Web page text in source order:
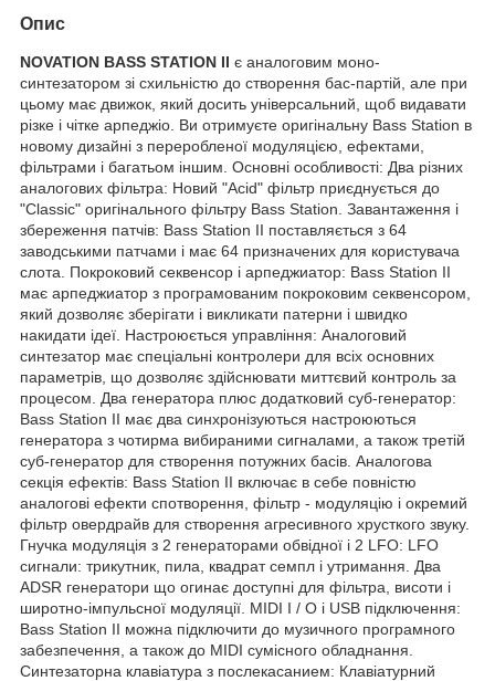
Опис
NOVATION BASS STATION II є аналоговим моно-
синтезатором зі схильністю до створення бас-партій, але при
цьому має движок, який досить універсальний, щоб видавати
різке і чітке арпеджіо. Ви отримуєте оригінальну Bass Station в
новому дизайні з переробленої модуляцією, ефектами,
фільтрами і багатьом іншим. Основні особливості: Два різних
аналогових фільтра: Новий "Acid" фільтр приєднується до
"Classic" оригінального фільтру Bass Station. Завантаження і
збереження патчів: Bass Station II поставляється з 64
заводськими патчами і має 64 призначених для користувача
слота. Покроковий секвенсор і арпеджиатор: Bass Station II
має арпеджиатор з програмованим покроковим секвенсором,
який дозволяє зберігати і викликати патерни і швидко
накидати ідеї. Настроюється управління: Аналоговий
синтезатор має спеціальні контролери для всіх основних
параметрів, що дозволяє здійснювати миттєвий контроль за
процесом. Два генератора плюс додатковий суб-генератор:
Bass Station II має два синхронізуються настроюються
генератора з чотирма вибираними сигналами, а також третій
суб-генератор для створення потужних басів. Аналогова
секція ефектів: Bass Station II включає в себе повністю
аналогові ефекти спотворення, фільтр - модуляцію і окремий
фільтр овердрайв для створення агресивного хрусткого звуку.
Гнучка модуляція з 2 генераторами обвідної і 2 LFO: LFO
сигнали: трикутник, пила, квадрат семпл і утримання. Два
ADSR генератори що огинає доступні для фільтра, висоти і
широтно-імпульсної модуляції. MIDI I / O і USB підключення:
Bass Station II можна підключити до музичного програмного
забезпечення, а також до MIDI сумісного обладнання.
Синтезаторна клавіатура з послекасанием: Клавіатурний